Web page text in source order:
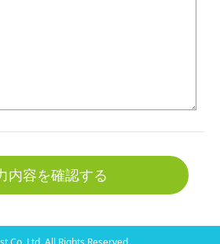
内容を確認する